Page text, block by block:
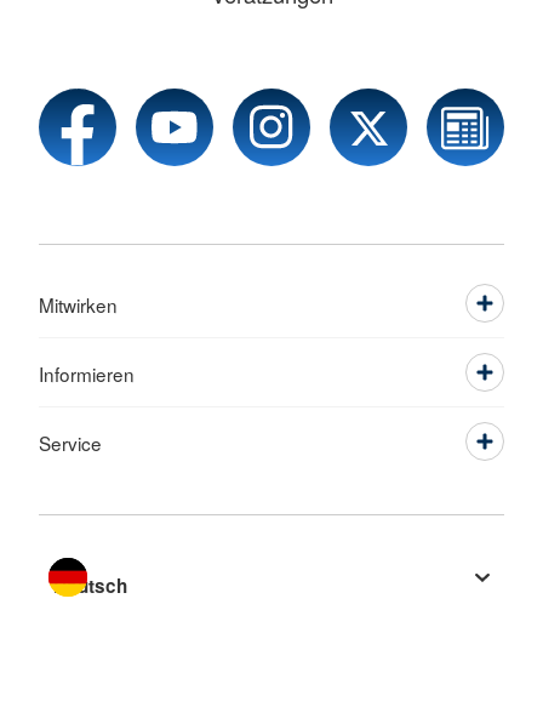
Mitwirken
Informieren
Service
Sprache wechseln zu